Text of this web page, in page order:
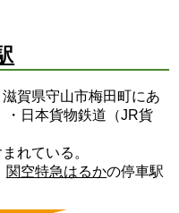
滋賀県守山市梅田町にあ
・日本貨物鉄道（JR貨
れている。
関空特急はるかの停車駅